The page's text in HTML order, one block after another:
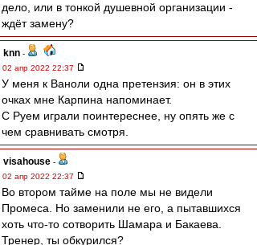
дело, или в тонкой душевной организации -
ждёт замену?
knn -
02 апр 2022 22:37
У меня к Ваноли одна претензия: он в этих
очках мне Карпина напоминает.
С Руем играли поинтереснее, ну опять же с
чем сравнивать смотря.
visahouse -
02 апр 2022 22:37
Во втором тайме на поле мы не видели
Промеса. Но заменили не его, а пытавшихся
хоть что-то сотворить Шамара и Бакаева.
Тренер, ты обкурился?